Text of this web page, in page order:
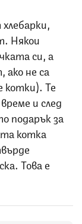
Някои
си, а
не са
котки). Те
и след
подарък за
котка
Това е